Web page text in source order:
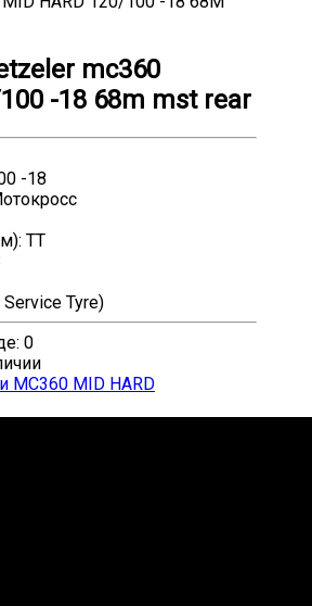
mc360
-18 68m mst rear
-18
: TT
Tyre)
0
MC360 MID HARD